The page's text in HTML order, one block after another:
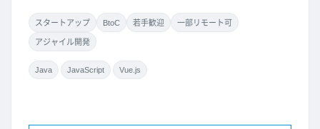
スタートアップ BtoC 若手歓迎 一部リモート可
アジャイル開発
Java JavaScript Vue.js